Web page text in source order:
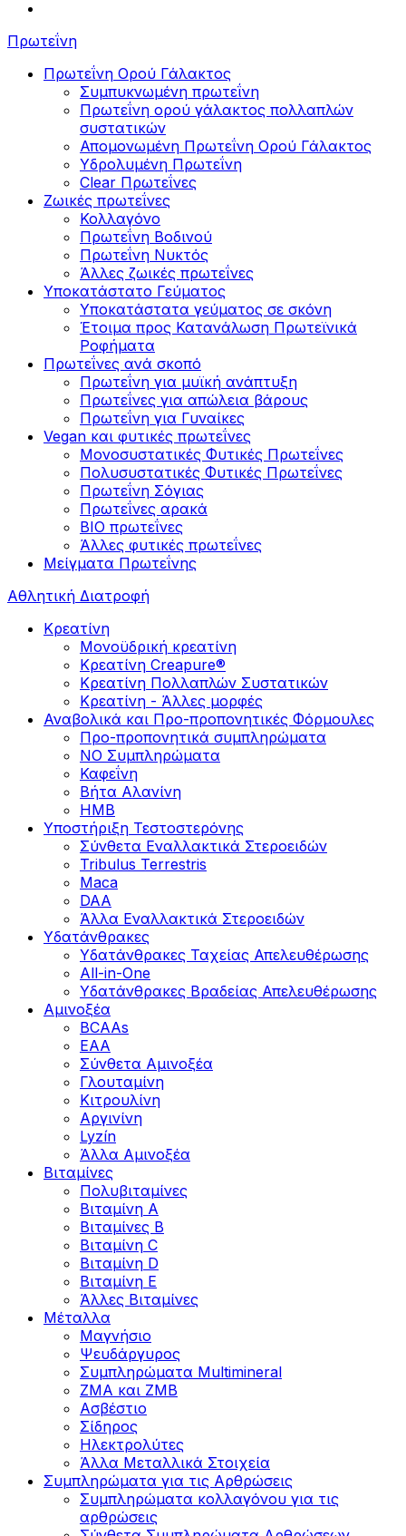
Πρωτεΐνη
Πρωτεΐνη Ορού Γάλακτος
Συμπυκνωμένη πρωτεΐνη
Πρωτεΐνη ορού γάλακτος πολλαπλών
συστατικών
Απομονωμένη Πρωτεΐνη Ορού Γάλακτος
Υδρολυμένη Πρωτεΐνη
Clear Πρωτεΐνες
Ζωικές πρωτεΐνες
Κολλαγόνο
Πρωτεΐνη Βοδινού
Πρωτεΐνη Νυκτός
Άλλες ζωικές πρωτεΐνες
Υποκατάστατο Γεύματος
Υποκατάστατα γεύματος σε σκόνη
Έτοιμα προς Κατανάλωση Πρωτεϊνικά
Ροφήματα
Πρωτεΐνες ανά σκοπό
Πρωτεΐνη για μυϊκή ανάπτυξη
Πρωτεΐνες για απώλεια βάρους
Πρωτεΐνη για Γυναίκες
Vegan και φυτικές πρωτεΐνες
Μονοσυστατικές Φυτικές Πρωτεΐνες
Πολυσυστατικές Φυτικές Πρωτεΐνες
Πρωτεΐνη Σόγιας
Πρωτεΐνες αρακά
ΒIO πρωτεΐνες
Άλλες φυτικές πρωτεΐνες
Μείγματα Πρωτεΐνης
Αθλητική Διατροφή
Κρεατίνη
Μονοϋδρική κρεατίνη
Κρεατίνη Creapure®
Κρεατίνη Πολλαπλών Συστατικών
Κρεατίνη - Άλλες μορφές
Αναβολικά και Προ-προπονητικές Φόρμουλες
Προ-προπονητικά συμπληρώματα
ΝΟ Συμπληρώματα
Καφεΐνη
Βήτα Αλανίνη
HMB
Υποστήριξη Τεστοστερόνης
Σύνθετα Εναλλακτικά Στεροειδών
Tribulus Terrestris
Maca
DAA
Άλλα Εναλλακτικά Στεροειδών
Υδατάνθρακες
Υδατάνθρακες Ταχείας Απελευθέρωσης
All-in-One
Υδατάνθρακες Βραδείας Απελευθέρωσης
Αμινοξέα
BCAAs
EAA
Σύνθετα Αμινοξέα
Γλουταμίνη
Κιτρουλίνη
Αργινίνη
Lyzín
Άλλα Αμινοξέα
Βιταμίνες
Πολυβιταμίνες
Βιταμίνη Α
Βιταμίνες Β
Βιταμίνη C
Βιταμίνη D
Βιταμίνη Ε
Άλλες Βιταμίνες
Μέταλλα
Μαγνήσιο
Ψευδάργυρος
Συμπληρώματα Multimineral
ZMA και ZMB
Ασβέστιο
Σίδηρος
Ηλεκτρολύτες
Άλλα Mεταλλικά Στοιχεία
Συμπληρώματα για τις Αρθρώσεις
Συμπληρώματα κολλαγόνου για τις
αρθρώσεις